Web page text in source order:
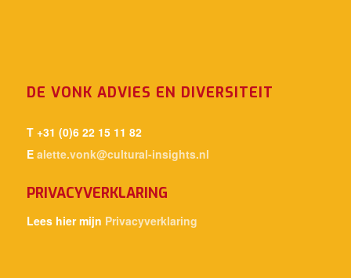
DE VONK ADVIES EN DIVERSITEIT
T +31 (0)6 22 15 11 82
E alette.vonk@cultural-insights.nl
PRIVACYVERKLARING
Lees hier mijn Privacyverklaring